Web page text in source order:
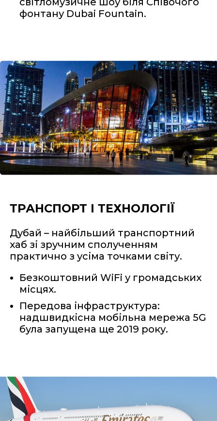
фонтану Dubai Fountain.
ТРАНСПОРТ І ТЕХНОЛОГІЇ
Дубай – найбільший транспортний
хаб зі зручним сполученням
практично з усіма точками світу.
Безкоштовний WiFi у громадських
місцях.
Передова інфраструктура:
надшвидкісна мобільна мережа 5G
була запущена ще 2019 року.